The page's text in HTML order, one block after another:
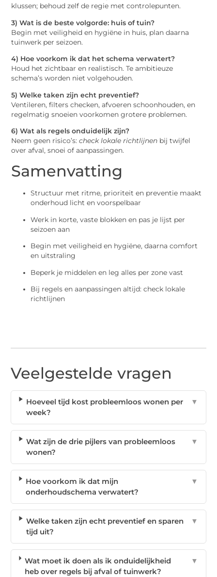
klussen; behoud zelf de regie met controlepunten.
3) Wat is de beste volgorde: huis of tuin?
Begin met veiligheid en hygiëne in huis, plan daarna
tuinwerk per seizoen.
4) Hoe voorkom ik dat het schema verwatert?
Houd het zichtbaar en realistisch. Te ambitieuze
schema’s worden niet volgehouden.
5) Welke taken zijn echt preventief?
Ventileren, filters checken, afvoeren schoonhouden, en
regelmatig snoeien voorkomen grotere problemen.
6) Wat als regels onduidelijk zijn?
Neem geen risico’s:check lokale richtlijnen bij twijfel
over afval, snoei of aanpassingen.
Samenvatting
Structuur met ritme, prioriteit en preventie maakt
onderhoud licht en voorspelbaar
Werk in korte, vaste blokken en pas je lijst per
seizoen aan
Begin met veiligheid en hygiëne, daarna comfort
en uitstraling
Beperk je middelen en leg alles per zone vast
Bij regels en aanpassingen altijd: check lokale
richtlijnen
Veelgestelde vragen
Hoeveel tijd kost probleemloos wonen per
week?
▼
Wat zijn de drie pijlers van probleemloos
wonen?
▼
Hoe voorkom ik dat mijn
onderhoudschema verwatert?
▼
Welke taken zijn echt preventief en sparen
tijd uit?
▼
Wat moet ik doen als ik onduidelijkheid
heb over regels bij afval of tuinwerk?
▼